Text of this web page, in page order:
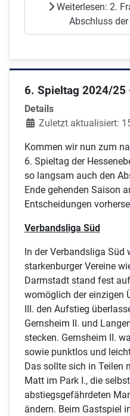
Weiterlesen: 2.
Abschluss
6. Spieltag 2024/25
Details
Zuletzt aktualisiert:
Kommen wir nun zum
6. Spieltag der
so langsam auch den
Ende gehenden Saison
Entscheidungen
Verbandsliga Süd
In der Verbandsliga
starkenburger Vereine
Darmstadt stand fest
womöglich der einzigen
III. den Aufstieg
Gernsheim II. und
stecken. Gernsheim II.
sowie punktlos und
Das sollte sich in Teilen
Matt im Park I., die
abstiegsgefährdeten
ändern. Beim Gastspiel